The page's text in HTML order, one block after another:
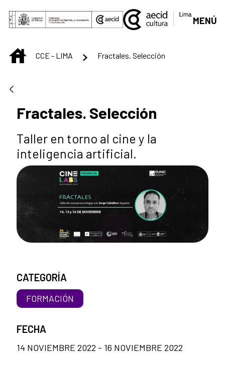
Saltar al contenido principal
MENÚ
INICIOCCE - LIMA Fractales. Selección
Fractales. Selección
Taller en torno al cine y la
inteligencia artificial.
CATEGORÍA
FORMACIÓN
FECHA
14 NOVIEMBRE 2022 - 16 NOVIEMBRE 2022